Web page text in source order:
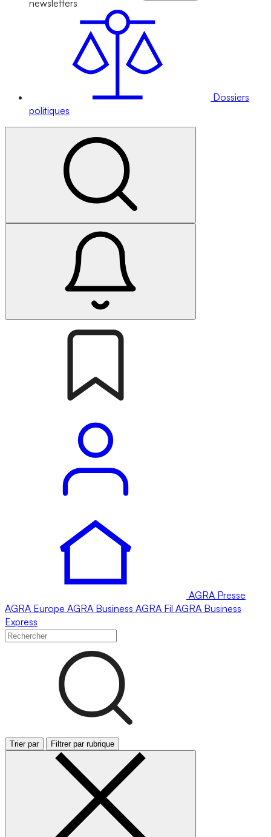
newsletters
Dossiers
politiques
AGRA Presse
AGRA Europe AGRA Business AGRA Fil AGRA Business
Express
Trier par Filtrer par rubrique